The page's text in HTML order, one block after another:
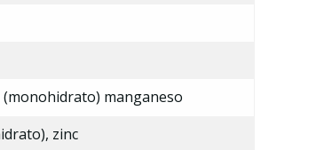
manganeso
zinc